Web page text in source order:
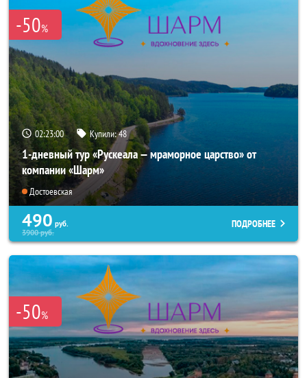
-50%
02:22:59 Купили:48
1-дневный тур «Рускеала — мраморное царство» от
компании «Шарм»
Достоевская
490 руб.
3900руб.
ПОДРОБНЕЕ
-50%